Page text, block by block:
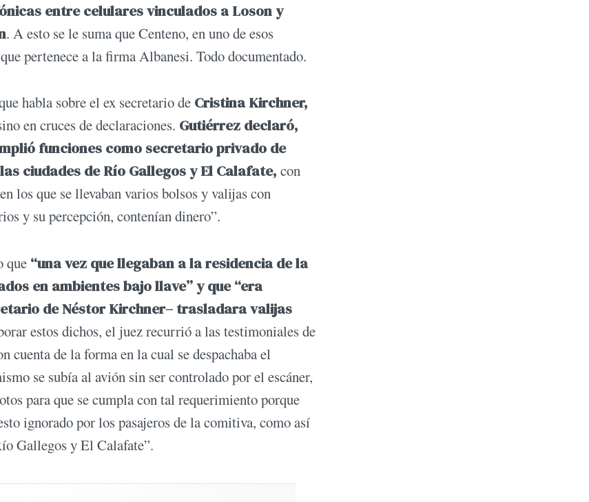
entre celulares vinculados a Loson y
. A esto se le suma que Centeno, en uno de esos
pertenece a la firma Albanesi. Todo documentado.
habla sobre el ex secretario de Cristina Kirchner,
en cruces de declaraciones. Gutiérrez declaró,
funciones como secretario privado de
ciudades de Río Gallegos y El Calafate, con
los que se llevaban varios bolsos y valijas con
y su percepción, contenían dinero”.
que “una vez que llegaban a la residencia de la
en ambientes bajo llave” y que “era
de Néstor Kirchner– trasladara valijas
estos dichos, el juez recurrió a las testimoniales de
cuenta de la forma en la cual se despachaba el
se subía al avión sin ser controlado por el escáner,
para que se cumpla con tal requerimiento porque
ignorado por los pasajeros de la comitiva, como así
Gallegos y El Calafate”.